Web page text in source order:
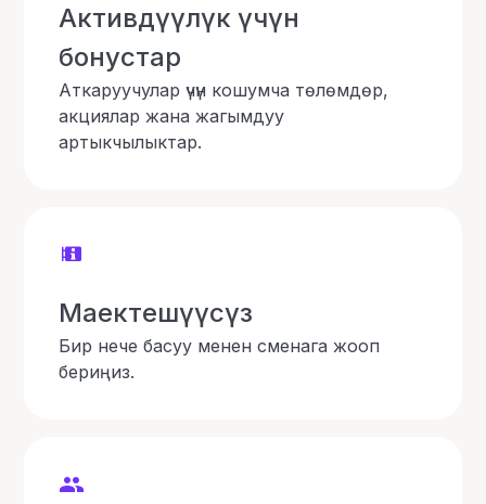
Активдүүлүк үчүн
бонустар
Аткаруучулар үчүн кошумча төлөмдөр,
акциялар жана жагымдуу
артыкчылыктар.
Маектешүүсүз
Бир нече басуу менен сменага жооп
бериңиз.